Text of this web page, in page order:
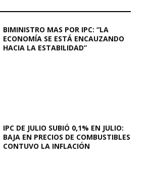
BIMINISTRO MAS POR IPC: “LA
ECONOMÍA SE ESTÁ ENCAUZANDO
HACIA LA ESTABILIDAD”
IPC DE JULIO SUBIÓ 0,1% EN JULIO:
BAJA EN PRECIOS DE COMBUSTIBLES
CONTUVO LA INFLACIÓN